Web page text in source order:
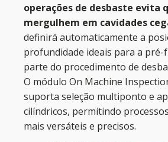
operações de desbaste evita
mergulhem em cavidades
definirá automaticamente a
profundidade ideais para a pré-
parte do procedimento de
O módulo On Machine
suporta seleção multiponto e
cilíndricos, permitindo
mais versáteis e precisos.